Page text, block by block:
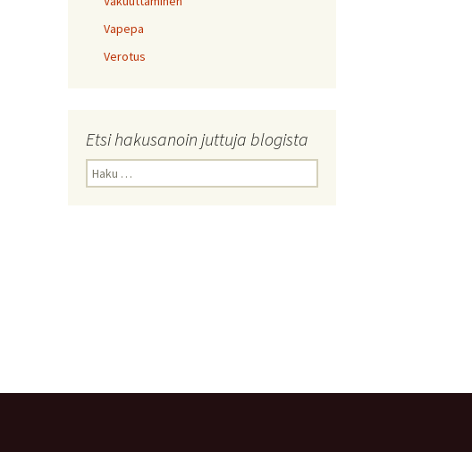
Vapepa
Verotus
Etsi hakusanoin juttuja blogista
Haku: